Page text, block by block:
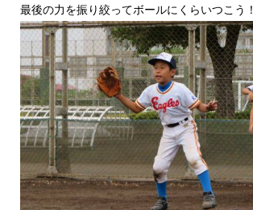
最後の力を振り絞ってボールにくらいつこう！